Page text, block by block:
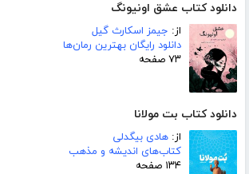
دانلود کتاب عشق اونیونگ
از: جیمز اسکارث گیل
دانلود رایگان بهترین رمان‌ها
۷۳ صفحه
دانلود کتاب بت مولانا
از: هادی بیگدلی
کتاب‌های اندیشه و مذهب
۱۳۴ صفحه